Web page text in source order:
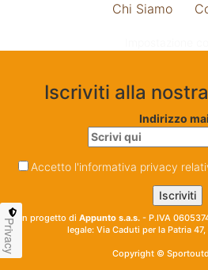
Chi Siamo
Iscriviti alla
Indirizzo
Accetto l'informativa privacy
Un progetto di Appunto s.a.s. - P.IVA
legale: Via Caduti per la Patria
Copyright ©
Privacy